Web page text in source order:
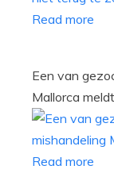
Read more
Een van
Mallorca
Read more